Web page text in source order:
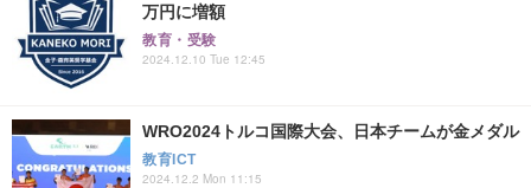
万円に増額
教育・受験
2024.12.10 Tue 12:45
WRO2024トルコ国際大会、日本チームが金メダル
教育ICT
2024.12.2 Mon 11:15